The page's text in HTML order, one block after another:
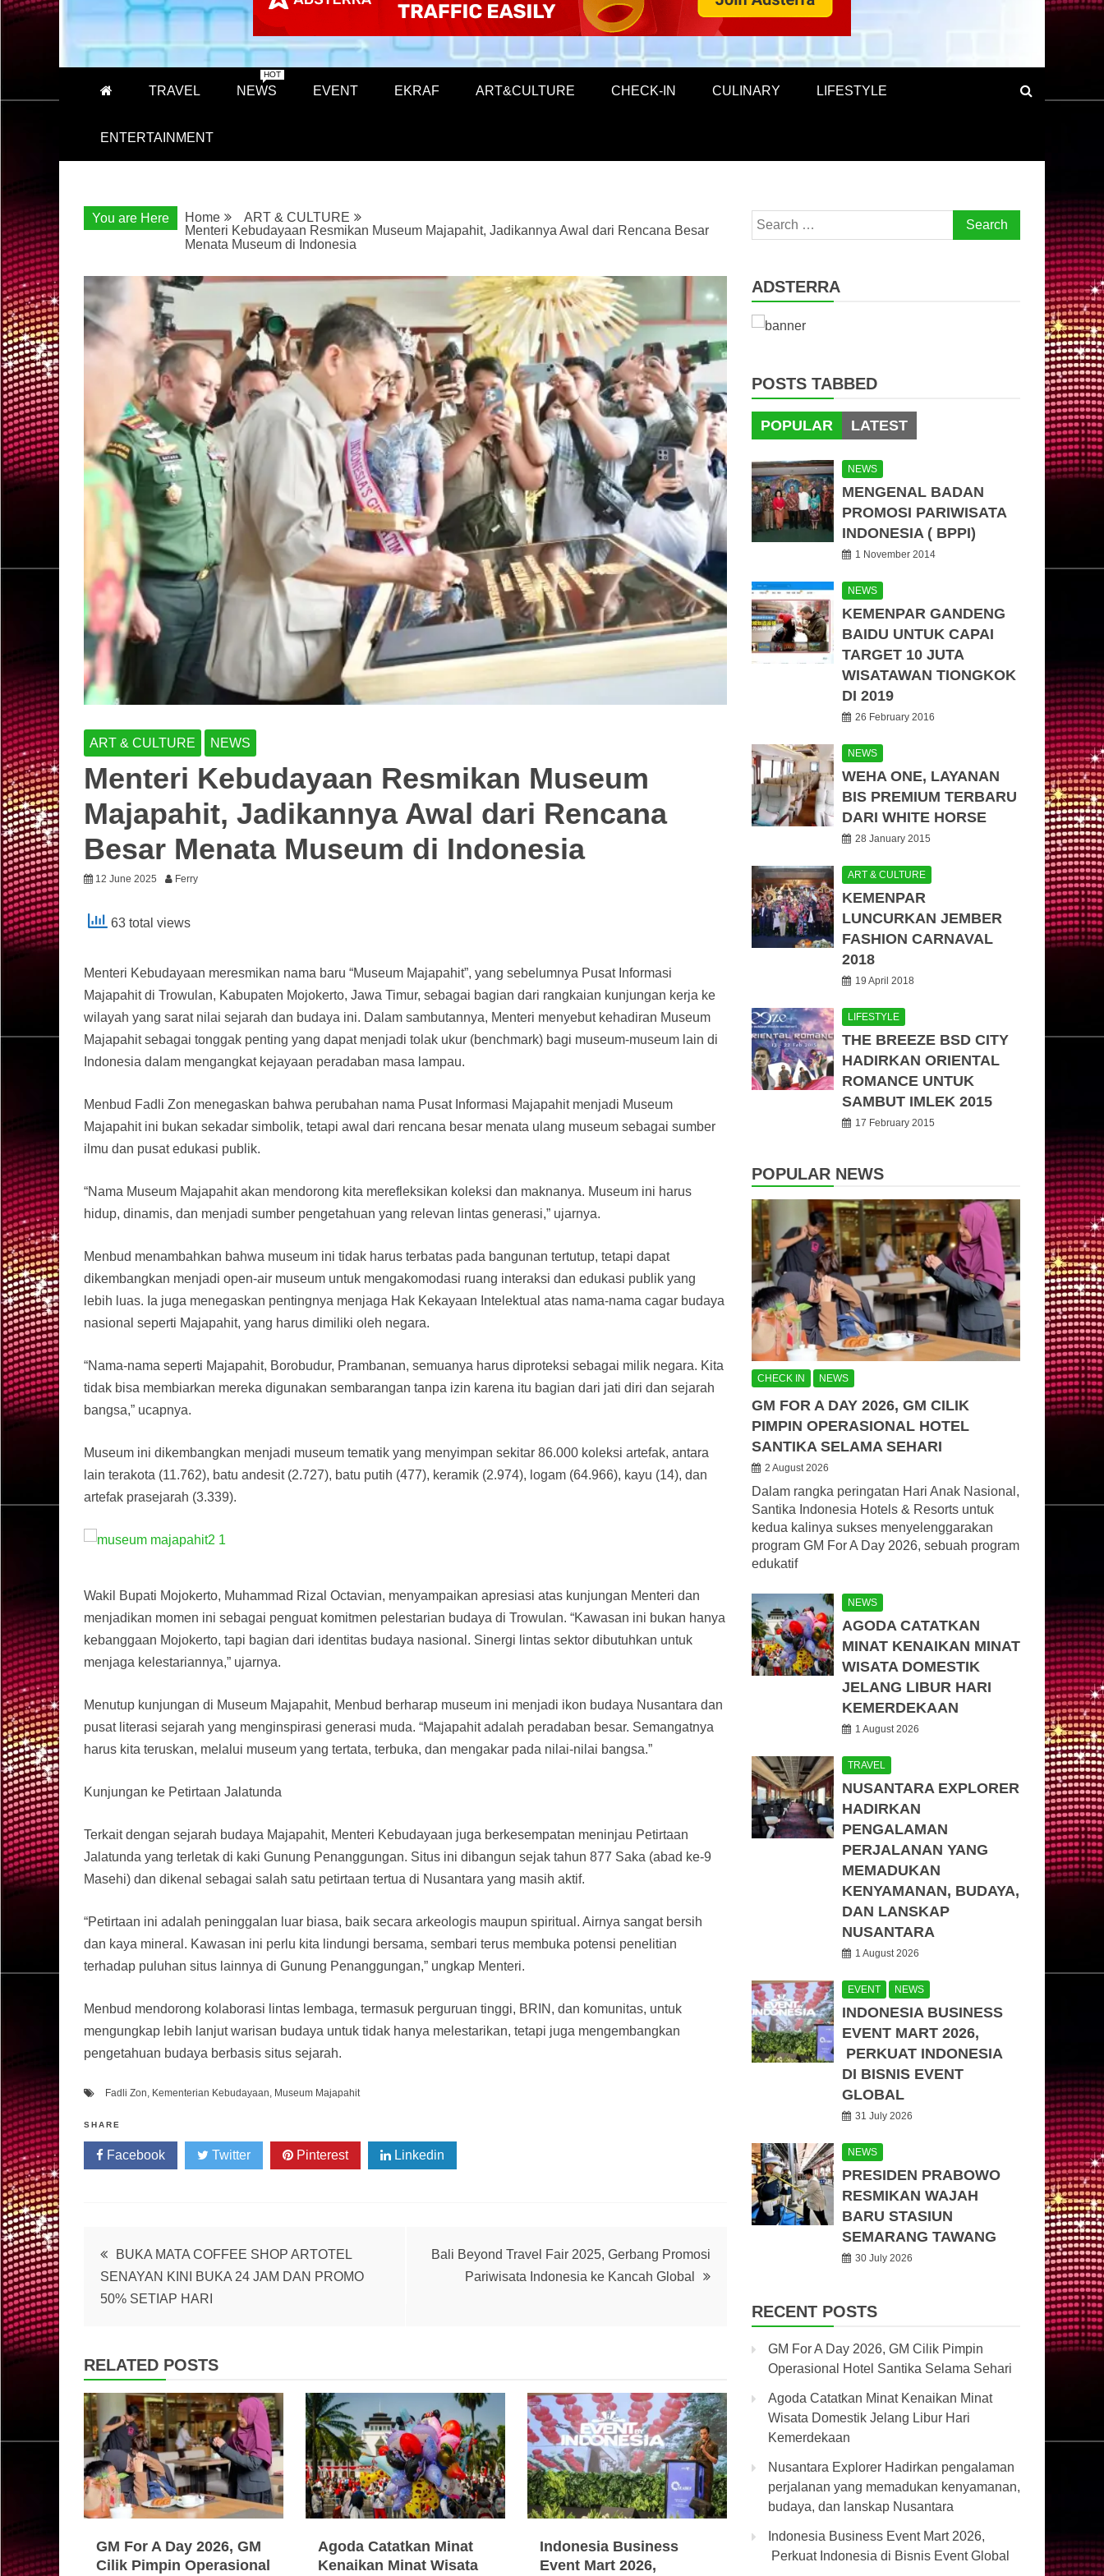
TRAVEL NEWS
HOT
EVENT EKRAF ART&CULTURE CHECK-IN CULINARY LIFESTYLE
ENTERTAINMENT
You are Here Home
ART & CULTURE
Menteri Kebudayaan Resmikan Museum Majapahit, Jadikannya Awal dari Rencana Besar
Menata Museum di Indonesia
ART & CULTURE NEWS
Menteri Kebudayaan Resmikan Museum
Majapahit, Jadikannya Awal dari Rencana
Besar Menata Museum di Indonesia
12 June 2025 Ferry
63 total views
Menteri Kebudayaan meresmikan nama baru “Museum Majapahit”, yang sebelumnya Pusat Informasi
Majapahit di Trowulan, Kabupaten Mojokerto, Jawa Timur, sebagai bagian dari rangkaian kunjungan kerja ke
wilayah yang sarat nilai sejarah dan budaya ini. Dalam sambutannya, Menteri menyebut kehadiran Museum
Majapahit sebagai tonggak penting yang dapat menjadi tolak ukur (benchmark) bagi museum-museum lain di
Indonesia dalam mengangkat kejayaan peradaban masa lampau.
Menbud Fadli Zon menegaskan bahwa perubahan nama Pusat Informasi Majapahit menjadi Museum
Majapahit ini bukan sekadar simbolik, tetapi awal dari rencana besar menata ulang museum sebagai sumber
ilmu dan pusat edukasi publik.
“Nama Museum Majapahit akan mendorong kita merefleksikan koleksi dan maknanya. Museum ini harus
hidup, dinamis, dan menjadi sumber pengetahuan yang relevan lintas generasi,” ujarnya.
Menbud menambahkan bahwa museum ini tidak harus terbatas pada bangunan tertutup, tetapi dapat
dikembangkan menjadi open-air museum untuk mengakomodasi ruang interaksi dan edukasi publik yang
lebih luas. Ia juga menegaskan pentingnya menjaga Hak Kekayaan Intelektual atas nama-nama cagar budaya
nasional seperti Majapahit, yang harus dimiliki oleh negara.
“Nama-nama seperti Majapahit, Borobudur, Prambanan, semuanya harus diproteksi sebagai milik negara. Kita
tidak bisa membiarkan mereka digunakan sembarangan tanpa izin karena itu bagian dari jati diri dan sejarah
bangsa,” ucapnya.
Museum ini dikembangkan menjadi museum tematik yang menyimpan sekitar 86.000 koleksi artefak, antara
lain terakota (11.762), batu andesit (2.727), batu putih (477), keramik (2.974), logam (64.966), kayu (14), dan
artefak prasejarah (3.339).
Wakil Bupati Mojokerto, Muhammad Rizal Octavian, menyampaikan apresiasi atas kunjungan Menteri dan
menjadikan momen ini sebagai penguat komitmen pelestarian budaya di Trowulan. “Kawasan ini bukan hanya
kebanggaan Mojokerto, tapi bagian dari identitas budaya nasional. Sinergi lintas sektor dibutuhkan untuk
menjaga kelestariannya,” ujarnya.
Menutup kunjungan di Museum Majapahit, Menbud berharap museum ini menjadi ikon budaya Nusantara dan
pusat literasi sejarah yang menginspirasi generasi muda. “Majapahit adalah peradaban besar. Semangatnya
harus kita teruskan, melalui museum yang tertata, terbuka, dan mengakar pada nilai-nilai bangsa.”
Kunjungan ke Petirtaan Jalatunda
Terkait dengan sejarah budaya Majapahit, Menteri Kebudayaan juga berkesempatan meninjau Petirtaan
Jalatunda yang terletak di kaki Gunung Penanggungan. Situs ini dibangun sejak tahun 877 Saka (abad ke-9
Masehi) dan dikenal sebagai salah satu petirtaan tertua di Nusantara yang masih aktif.
“Petirtaan ini adalah peninggalan luar biasa, baik secara arkeologis maupun spiritual. Airnya sangat bersih
dan kaya mineral. Kawasan ini perlu kita lindungi bersama, sembari terus membuka potensi penelitian
terhadap puluhan situs lainnya di Gunung Penanggungan,” ungkap Menteri.
Menbud mendorong kolaborasi lintas lembaga, termasuk perguruan tinggi, BRIN, dan komunitas, untuk
mengungkap lebih lanjut warisan budaya untuk tidak hanya melestarikan, tetapi juga mengembangkan
pengetahuan budaya berbasis situs sejarah.
Fadli Zon, Kementerian Kebudayaan, Museum Majapahit
SHARE
Facebook Twitter Pinterest Linkedin
Post
navigation
BUKA MATA COFFEE SHOP ARTOTEL
SENAYAN KINI BUKA 24 JAM DAN PROMO
50% SETIAP HARI
Bali Beyond Travel Fair 2025, Gerbang Promosi
Pariwisata Indonesia ke Kancah Global
RELATED POSTS
GM For A Day 2026, GM
Cilik Pimpin Operasional
Agoda Catatkan Minat
Kenaikan Minat Wisata
Indonesia Business
Event Mart 2026,
Search
for:
ADSTERRA
POSTS TABBED
POPULAR LATEST
NEWS
MENGENAL BADAN
PROMOSI PARIWISATA
INDONESIA ( BPPI)
1 November 2014
NEWS
KEMENPAR GANDENG
BAIDU UNTUK CAPAI
TARGET 10 JUTA
WISATAWAN TIONGKOK
DI 2019
26 February 2016
NEWS
WEHA ONE, LAYANAN
BIS PREMIUM TERBARU
DARI WHITE HORSE
28 January 2015
ART & CULTURE
KEMENPAR
LUNCURKAN JEMBER
FASHION CARNAVAL
2018
19 April 2018
LIFESTYLE
THE BREEZE BSD CITY
HADIRKAN ORIENTAL
ROMANCE UNTUK
SAMBUT IMLEK 2015
17 February 2015
POPULAR NEWS
CHECK IN NEWS
GM FOR A DAY 2026, GM CILIK
PIMPIN OPERASIONAL HOTEL
SANTIKA SELAMA SEHARI
2 August 2026
Dalam rangka peringatan Hari Anak Nasional,
Santika Indonesia Hotels & Resorts untuk
kedua kalinya sukses menyelenggarakan
program GM For A Day 2026, sebuah program
edukatif
NEWS
AGODA CATATKAN
MINAT KENAIKAN MINAT
WISATA DOMESTIK
JELANG LIBUR HARI
KEMERDEKAAN
1 August 2026
TRAVEL
NUSANTARA EXPLORER
HADIRKAN
PENGALAMAN
PERJALANAN YANG
MEMADUKAN
KENYAMANAN, BUDAYA,
DAN LANSKAP
NUSANTARA
1 August 2026
EVENT NEWS
INDONESIA BUSINESS
EVENT MART 2026,
PERKUAT INDONESIA
DI BISNIS EVENT
GLOBAL
31 July 2026
NEWS
PRESIDEN PRABOWO
RESMIKAN WAJAH
BARU STASIUN
SEMARANG TAWANG
30 July 2026
RECENT POSTS
GM For A Day 2026, GM Cilik Pimpin
Operasional Hotel Santika Selama Sehari
Agoda Catatkan Minat Kenaikan Minat
Wisata Domestik Jelang Libur Hari
Kemerdekaan
Nusantara Explorer Hadirkan pengalaman
perjalanan yang memadukan kenyamanan,
budaya, dan lanskap Nusantara
Indonesia Business Event Mart 2026,
Perkuat Indonesia di Bisnis Event Global